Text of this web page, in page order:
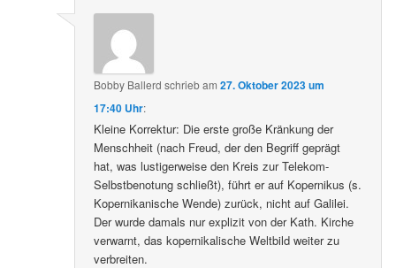
Bobby Ballerd schriebam27. Oktober 2023 um
17:40 Uhr:
Kleine Korrektur: Die erste große Kränkung der
Menschheit (nach Freud, der den Begriff geprägt
hat, was lustigerweise den Kreis zur Telekom-
Selbstbenotung schließt), führt er auf Kopernikus (s.
Kopernikanische Wende) zurück, nicht auf Galilei.
Der wurde damals nur explizit von der Kath. Kirche
verwarnt, das kopernikalische Weltbild weiter zu
verbreiten.